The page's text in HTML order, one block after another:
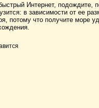
Интернет, подождите,
в зависимости от ее
потому что получите море